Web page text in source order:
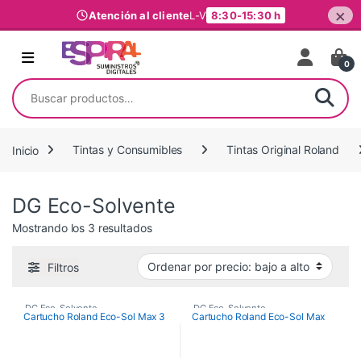
Atención al clienteL-V 8:30-15:30 h ×
Ir al contenido
0
Buscar por:
Inicio Tintas y Consumibles Tintas Original Roland
DG Eco-Solvente
Mostrando los 3 resultadosOrdenado por precio: bajo a alto
Filtros
DG Eco-Solvente
Cartucho Roland Eco-Sol Max 3
DG Eco-Solvente
Cartucho Roland Eco-Sol Max